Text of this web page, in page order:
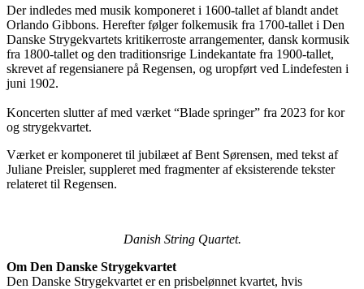
Der indledes med musik komponeret i 1600-tallet af blandt andet
Orlando Gibbons. Herefter følger folkemusik fra 1700-tallet i Den
Danske Strygekvartets kritikerroste arrangementer, dansk kormusik
fra 1800-tallet og den traditionsrige Lindekantate fra 1900-tallet,
skrevet af regensianere på Regensen, og uropført ved Lindefesten i
juni 1902.
Koncerten slutter af med værket “Blade springer” fra 2023 for kor
og strygekvartet.
Værket er komponeret til jubilæet af Bent Sørensen, med tekst af
Juliane Preisler, suppleret med fragmenter af eksisterende tekster
relateret til Regensen.
Danish String Quartet.
Om Den Danske Strygekvartet
Den Danske Strygekvartet er en prisbelønnet kvartet, hvis